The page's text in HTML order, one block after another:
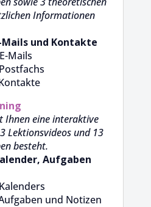
Informationen
Mails und Kontakte
Mails
Ihnen eine interaktive
Lektionsvideos und 13
besteht.
Aufgaben
und Notizen